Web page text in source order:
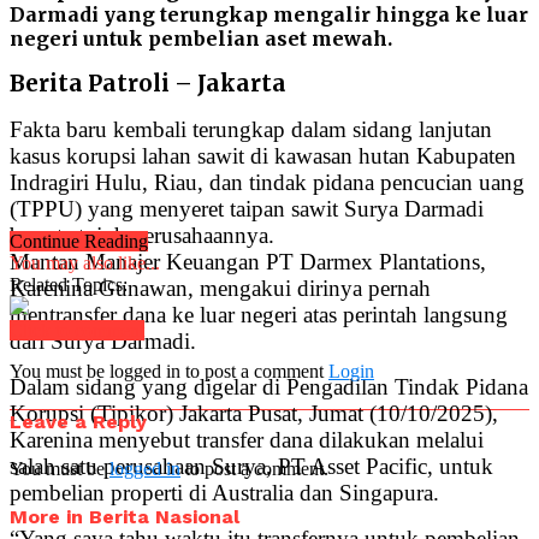
Darmadi yang terungkap mengalir hingga ke luar
negeri untuk pembelian aset mewah.
Berita Patroli – Jakarta
Fakta baru kembali terungkap dalam sidang lanjutan
kasus korupsi lahan sawit di kawasan hutan Kabupaten
Indragiri Hulu, Riau, dan tindak pidana pencucian uang
(TPPU) yang menyeret taipan sawit Surya Darmadi
beserta tujuh perusahaannya.
Mantan Manajer Keuangan PT Darmex Plantations,
Karenina Gunawan, mengakui dirinya pernah
mentransfer dana ke luar negeri atas perintah langsung
dari Surya Darmadi.
Dalam sidang yang digelar di Pengadilan Tindak Pidana
Korupsi (Tipikor) Jakarta Pusat, Jumat (10/10/2025),
Karenina menyebut transfer dana dilakukan melalui
salah satu perusahaan Surya, PT Asset Pacific, untuk
pembelian properti di Australia dan Singapura.
Continue Reading
You may also like...
Related Topics:
You must be logged in to post a comment Login
Leave a Reply
You must belogged into post a comment.
More in Berita Nasional